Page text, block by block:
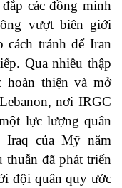
các đồng minh
vượt biên giới
tránh để Iran
Qua nhiều thập
hoàn thiện và mở
nơi IRGC
lực lượng quân
Iraq của Mỹ năm
thuẫn đã phát triển
đội quân quy ước